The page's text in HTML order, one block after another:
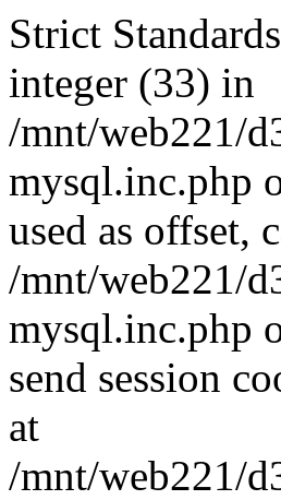
Strict
integer (33) in
/mnt/web221/
mysql.inc.php
used as offset,
/mnt/web221/
mysql.inc.php
send session
at
/mnt/web221/